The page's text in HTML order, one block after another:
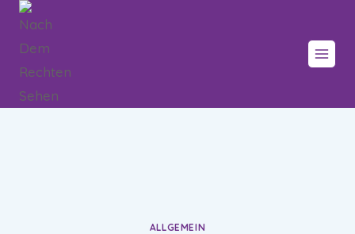
Zum
Inhalt
springen
ALLGEMEIN